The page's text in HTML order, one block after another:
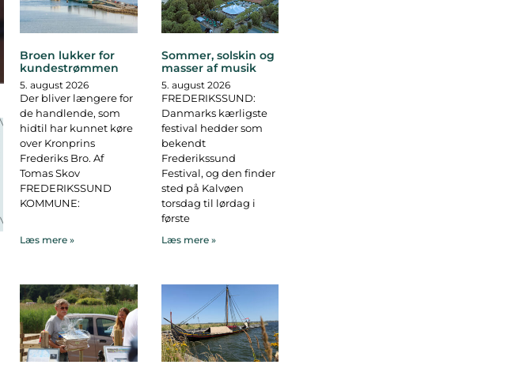
Broen lukker for
kundestrømmen
5. august 2026
Der bliver længere for
de handlende, som
hidtil har kunnet køre
over Kronprins
Frederiks Bro. Af
Tomas Skov
FREDERIKSSUND
KOMMUNE:
Læs mere »
Sommer, solskin og
masser af musik
5. august 2026
FREDERIKSSUND:
Danmarks kærligste
festival hedder som
bekendt
Frederikssund
Festival, og den finder
sted på Kalvøen
torsdag til lørdag i
første
Læs mere »